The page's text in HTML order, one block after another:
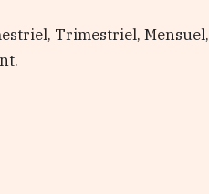
Trimestriel, Mensuel,